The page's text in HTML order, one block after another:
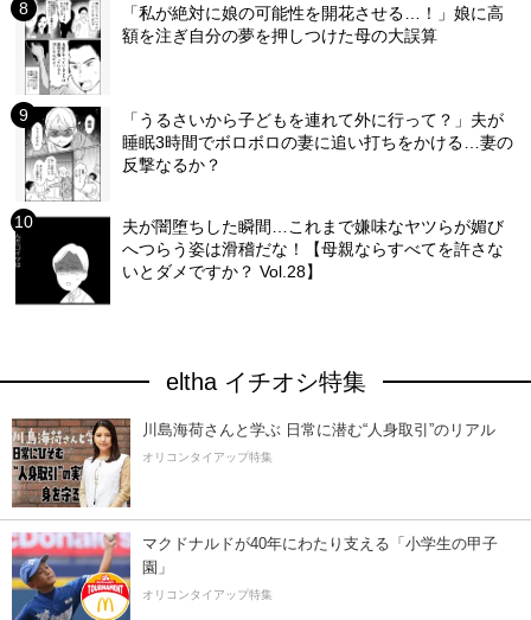
「私が絶対に娘の可能性を開花させる…！」娘に高
額を注ぎ自分の夢を押しつけた母の大誤算
「うるさいから子どもを連れて外に行って？」夫が
睡眠3時間でボロボロの妻に追い打ちをかける…妻の
反撃なるか？
夫が闇堕ちした瞬間…これまで嫌味なヤツらが媚び
へつらう姿は滑稽だな！【母親ならすべてを許さな
いとダメですか？ Vol.28】
eltha イチオシ特集
川島海荷さんと学ぶ 日常に潜む“人身取引”のリアル
オリコンタイアップ特集
マクドナルドが40年にわたり支える「小学生の甲子
園」
オリコンタイアップ特集